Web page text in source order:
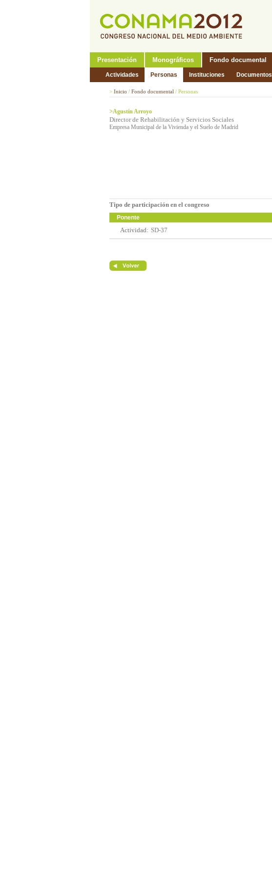
Presentación Monográficos Fondo documental
Actividades Personas Instituciones Documentos
> Inicio / Fondo documental / Personas
>Agustín Arroyo
Director de Rehabilitación y Servicios Sociales
Empresa Municipal de la Vivienda y el Suelo de Madrid
Tipo de participación en el congreso
Ponente
Actividad: SD-37